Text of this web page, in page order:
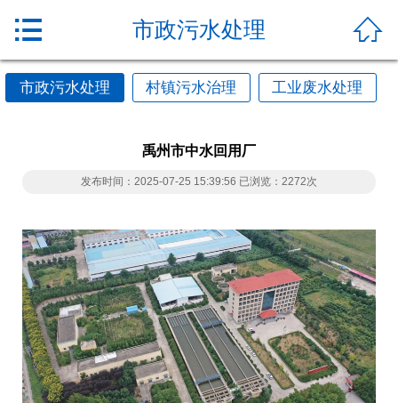

市政污水处理

市政污水处理 村镇污水治理 工业废水处理
禹州市中水回用厂
发布时间：2025-07-25 15:39:56 已浏览：2272次